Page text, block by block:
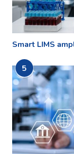
Smart LIMS
5